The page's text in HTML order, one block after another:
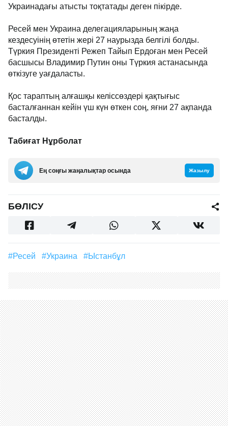
Украинадағы атысты тоқтатады деген пікірде.
Ресей мен Украина делегацияларының жаңа
кездесуінің өтетін жері 27 наурызда белгілі болды.
Түркия Президенті Режеп Тайып Ердоған мен Ресей
басшысы Владимир Путин оны Түркия астанасында
өткізуге уағдаласты.
Қос тараптың алғашқы келіссөздері қақтығыс
басталғаннан кейін үш күн өткен соң, яғни 27 ақпанда
басталды.
Табиғат Нұрболат
Ең соңғы жаңалықтар осында Жазылу
БӨЛІСУ
#Ресей #Украина #Ыстанбұл